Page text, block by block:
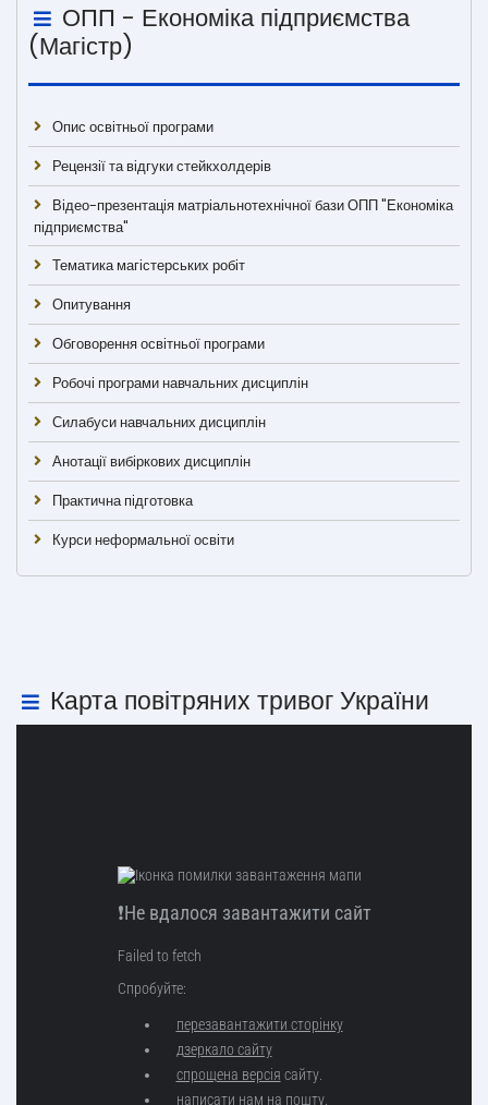
ОПП - Економіка підприємства
(Магістр)
Опис освітньої програми
Рецензії та відгуки стейкхолдерів
Відео-презентація матріальнотехнічної бази ОПП "Економіка
підприємства"
Тематика магістерських робіт
Опитування
Обговорення освітньої програми
Робочі програми навчальних дисциплін
Силабуси навчальних дисциплін
Анотації вибіркових дисциплін
Практична підготовка
Курси неформальної освіти
Карта повітряних тривог України